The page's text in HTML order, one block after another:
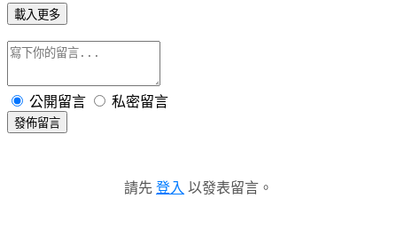
載入更多
公開留言 私密留言
發佈留言
請先 登入 以發表留言。